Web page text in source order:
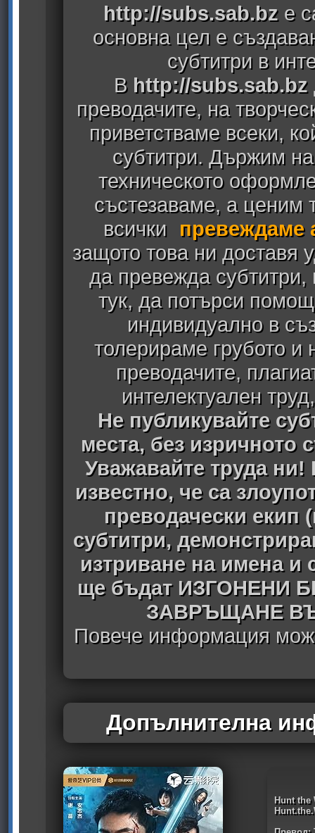
http://subs.sab.bz е
основна цел е
субтитри в
В http://subs.sab.bz
преводачите, на
приветстваме всеки,
субтитри. Държим
техническото
състезаваме, а ценим
всички
превеждаме
защото това ни доставя
да превежда
тук, да потърси
индивидуално в
толерираме грубото
преводачите,
интелектуален
Не публикувайте
места, без изричното
Уважавайте труда ни!
известно, че са
преводачески екип
субтитри,
изтриване на имена
ще бъдат ИЗГОНЕНИ
ЗАВРЪЩАНЕ
Повече информация
Допълнителна
Hunt the